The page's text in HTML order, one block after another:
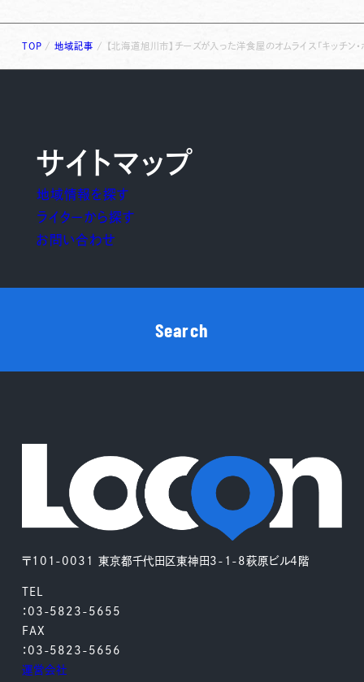
TOP /地域記事 / 【北海道旭川市】チーズが入った洋食屋のオムライス「キッチ
〒101-0031 東京都千代田区東神田3-1-8萩原ビル4階
TEL
：03-5823-5655
FAX
：03-5823-5656
運営会社
サイトマップ
地域情報を探す
ライターから探す
お問い合わせ
Search